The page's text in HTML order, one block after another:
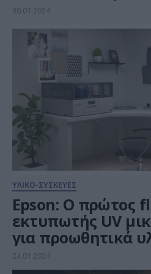
30.01.2024
ΥΛΙΚΟ-ΣΥΣΚΕΥΕΣ
Epson: Ο πρώτoς
εκτυπωτής UV
για προωθητικά
24.01.2024